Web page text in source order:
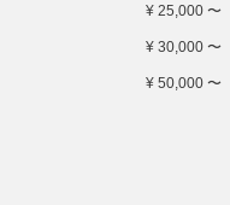
¥ 25,000 〜
¥ 30,000 〜
¥ 50,000 〜